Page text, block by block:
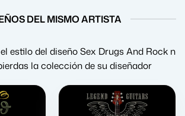
DEL MISMO ARTISTA
estilo del diseño Sex Drugs And Rock n
la colección de su diseñador